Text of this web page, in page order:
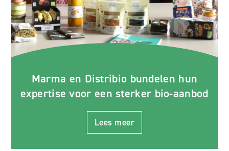
Marma en Distribio bundelen hun
expertise voor een sterker bio-aanbod
Lees meer